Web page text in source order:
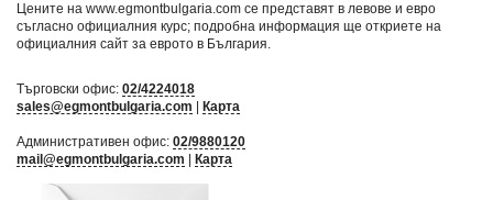
Цените на www.egmontbulgaria.com се представят в левове и евро
съгласно официалния курс; подробна информация ще откриете на
официалния сайт за еврото в България
Търговски офис: 02/4224018
sales@egmontbulgaria.com | Карта
Административен офис: 02/9880120
mail@egmontbulgaria.com | Карта